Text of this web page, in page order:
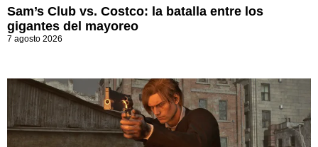
Sam’s Club vs. Costco: la batalla entre los
gigantes del mayoreo
7 agosto 2026